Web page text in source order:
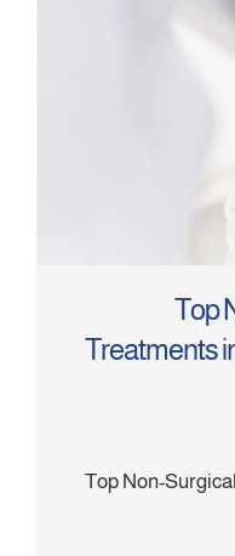
Top
Treatments
Top Non-